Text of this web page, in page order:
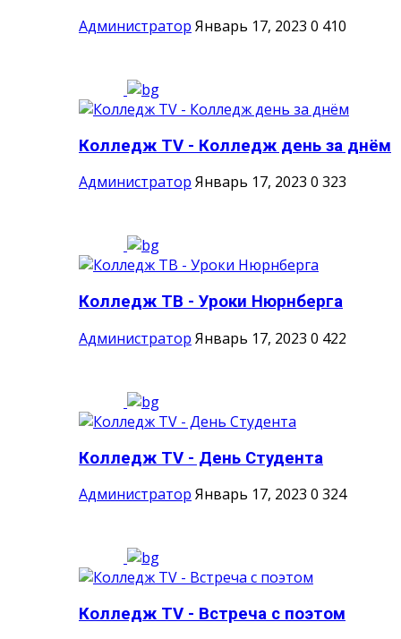
Администратор Январь 17, 2023 0 410
Колледж ТV - Колледж день за днём
Администратор Январь 17, 2023 0 323
Колледж ТВ - Уроки Нюрнберга
Администратор Январь 17, 2023 0 422
Колледж TV - День Студента
Администратор Январь 17, 2023 0 324
Колледж TV - Встреча с поэтом